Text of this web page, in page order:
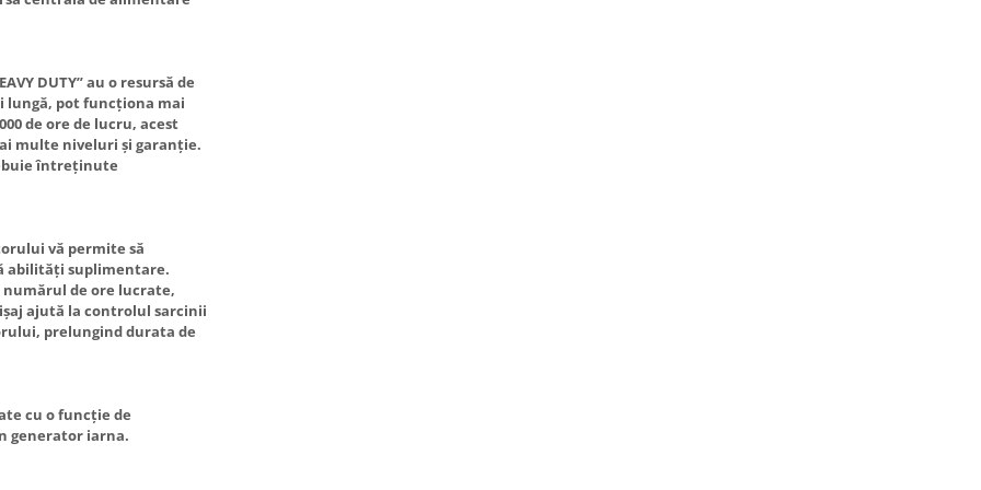
DUTY” au o resursă de
lungă, pot funcționa mai
de ore de lucru, acest
multe niveluri și garanție.
întreținute
vă permite să
abilități suplimentare.
de ore lucrate,
ajută la controlul sarcinii
prelungind durata de
cu o funcție de
generator iarna.